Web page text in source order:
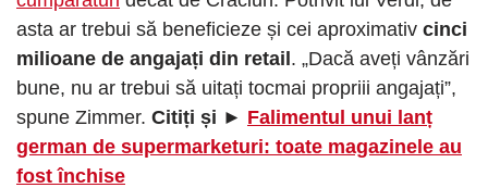
asta ar trebui să beneficieze și cei aproximativ cinci
milioane de angajați din retail. „Dacă aveți vânzări
bune, nu ar trebui să uitați tocmai propriii angajați”,
spune Zimmer. Citiți și ► Falimentul unui lanț
german de supermarketuri: toate magazinele au
fost închise